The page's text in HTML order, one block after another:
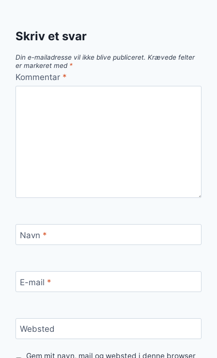
Skriv et svar
Din e-mailadresse vil ikke blive publiceret. Krævede felter
er markeret med *
Kommentar *
Navn *
E-mail *
Websted
Gem mit navn, mail og websted i denne browser